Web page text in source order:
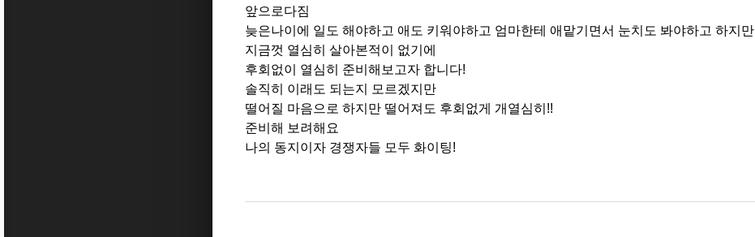
앞으로다짐
늦은나이에 일도 해야하고 애도 키워야하고 엄마한테 애맡기면서 눈치도 봐야하고 하지만
지금껏 열심히 살아본적이 없기에
후회없이 열심히 준비해보고자 합니다!
솔직히 이래도 되는지 모르겠지만
떨어질 마음으로 하지만 떨어져도 후회없게 개열심히!!
준비해 보려해요
나의 동지이자 경쟁자들 모두 화이팅!